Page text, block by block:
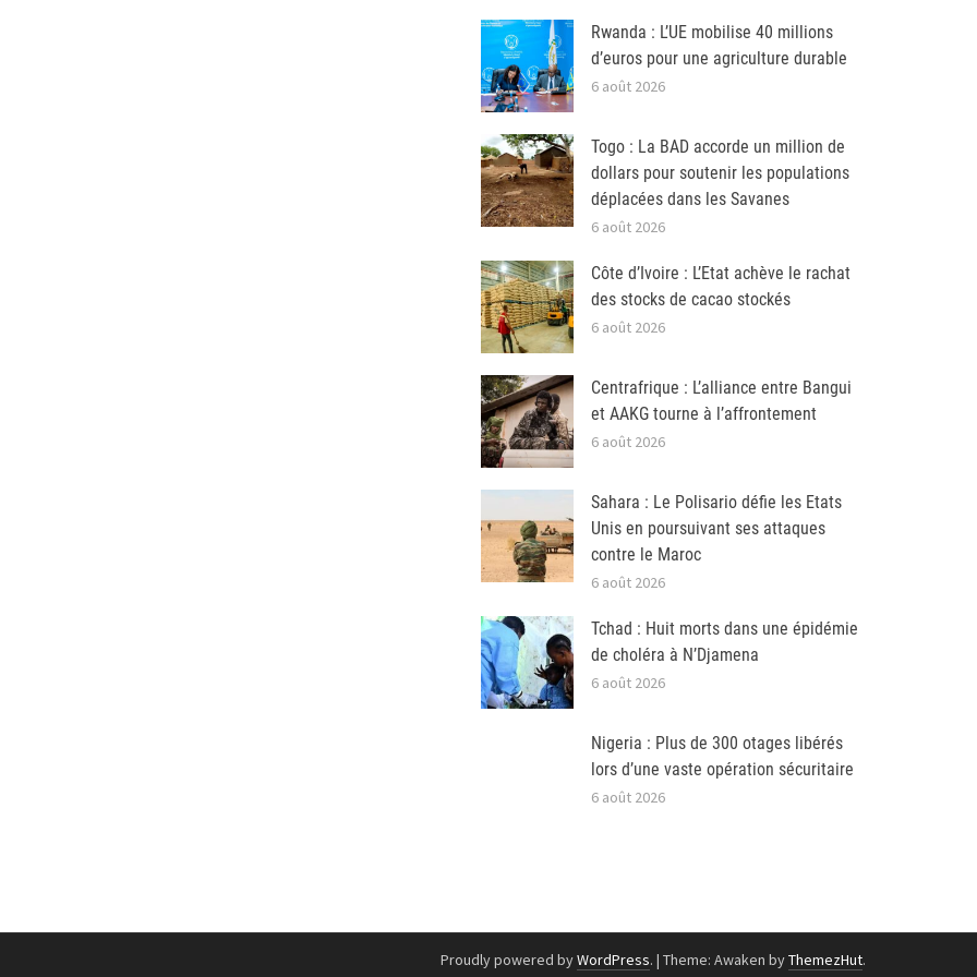
Rwanda : L’UE mobilise 40 millions
d’euros pour une agriculture durable
6 août 2026
Togo : La BAD accorde un million de
dollars pour soutenir les populations
déplacées dans les Savanes
6 août 2026
Côte d’Ivoire : L’Etat achève le rachat
des stocks de cacao stockés
6 août 2026
Centrafrique : L’alliance entre Bangui
et AAKG tourne à l’affrontement
6 août 2026
Sahara : Le Polisario défie les Etats
Unis en poursuivant ses attaques
contre le Maroc
6 août 2026
Tchad : Huit morts dans une épidémie
de choléra à N’Djamena
6 août 2026
Nigeria : Plus de 300 otages libérés
lors d’une vaste opération sécuritaire
6 août 2026
Proudly powered byWordPress. | Theme: Awaken byThemezHut.